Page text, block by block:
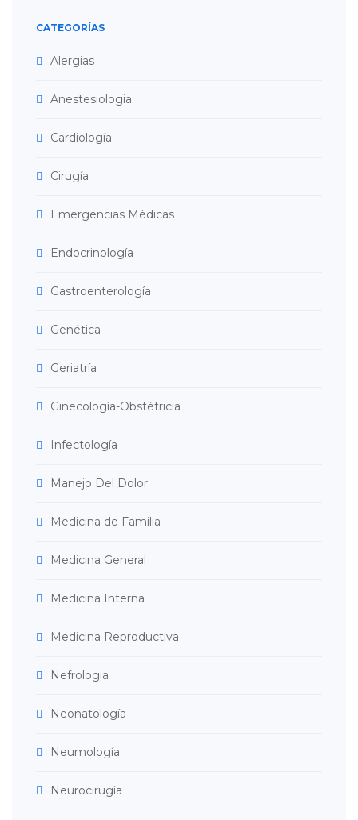
CATEGORÍAS
Alergias
Anestesiologia
Cardiología
Cirugía
Emergencias Médicas
Endocrinología
Gastroenterología
Genética
Geriatría
Ginecología-Obstétricia
Infectología
Manejo Del Dolor
Medicina de Familia
Medicina General
Medicina Interna
Medicina Reproductiva
Nefrologia
Neonatología
Neumología
Neurocirugía